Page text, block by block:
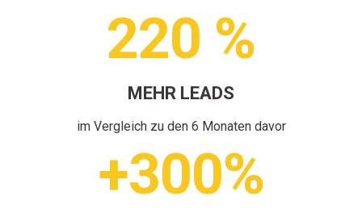
220 %
MEHR LEADS
im Vergleich zu den 6 Monaten davor
+300%